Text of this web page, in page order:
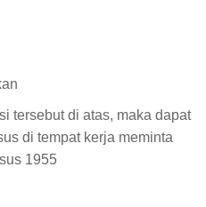
tersebut di atas, maka dapat
di tempat kerja meminta
1955